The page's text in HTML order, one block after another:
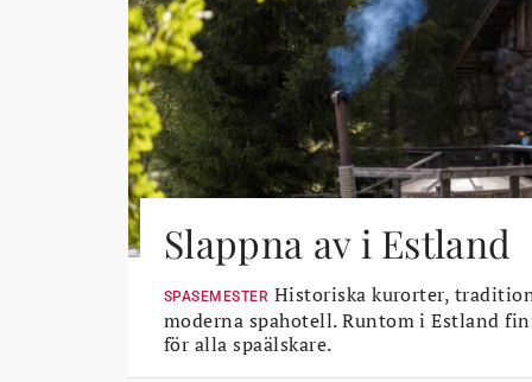
Slappna av i Estland
SPASEMESTER Historiska kurorter,
moderna spahotell. Runtom i Estland
för alla spaälskare.